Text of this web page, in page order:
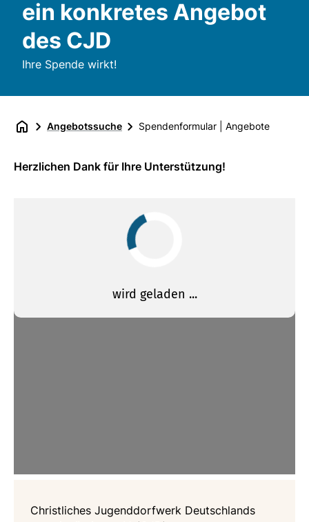
ein konkretes Angebot
des CJD
Ihre Spende wirkt!
Angebotssuche Spendenformular | Angebote
Herzlichen Dank für Ihre Unterstützung!
Christliches Jugenddorfwerk Deutschlands